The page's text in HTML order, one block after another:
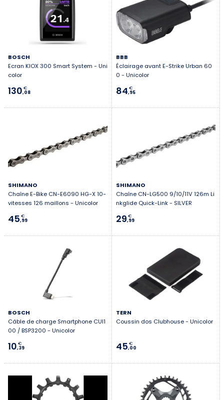
BOSCH
Ecran KIOX 300 Smart System - Uni
color
130,08
€
BBB
Éclairage avant E-Strike Urban 60
0 - Unicolor
84,95
€
SHIMANO
Chaîne E-Bike CN-E6090 HG-X 10-
vitesses 126 maillons - Unicolor
45,99
€
SHIMANO
Chaîne CN-LG500 9/10/11V 126m Li
nkglide Quick-Link - SILVER
29,99
€
BOSCH
Câble de charge Smartphone CUI1
00 / BSP3200 - Unicolor
10,39
€
TERN
Coussin dos Clubhouse - Unicolor
45,00
€